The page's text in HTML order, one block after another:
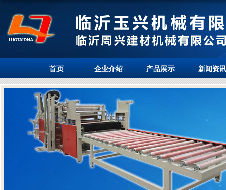
首页 企业介绍 产品展示 新闻资讯